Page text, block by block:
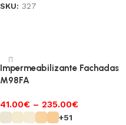
SKU: 327
Impermeabilizante Fachadas
M98FA
41.00€ – 235.00€
+51